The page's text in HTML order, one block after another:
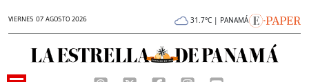
VIERNES 07 AGOSTO 2026 31.7°C | PANAMÁ